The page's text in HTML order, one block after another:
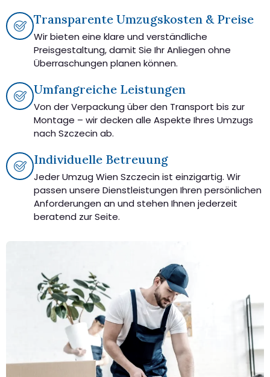
Transparente Umzugskosten & Preise
Wir bieten eine klare und verständliche
Preisgestaltung, damit Sie Ihr Anliegen ohne
Überraschungen planen können.
Umfangreiche Leistungen
Von der Verpackung über den Transport bis zur
Montage – wir decken alle Aspekte Ihres Umzugs
nach Szczecin ab.
Individuelle Betreuung
Jeder Umzug Wien Szczecin ist einzigartig. Wir
passen unsere Dienstleistungen Ihren persönlichen
Anforderungen an und stehen Ihnen jederzeit
beratend zur Seite.